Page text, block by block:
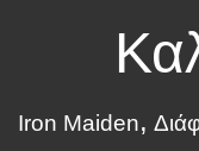
Iron Maiden